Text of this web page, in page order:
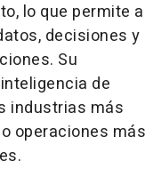
lo que permite a
decisiones y
Su
de
industrias más
operaciones más